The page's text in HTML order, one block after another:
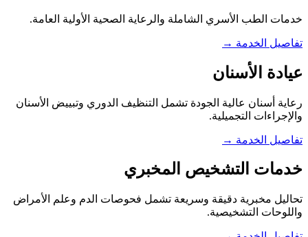
خدمات الطب الأسري الشاملة والرعاية الصحية الأولية العامة.
تفاصيل الخدمة →
عيادة الأسنان
رعاية أسنان عالية الجودة تشمل التنظيف الدوري وتبييض الأسنان
والإجراءات التجميلية.
تفاصيل الخدمة →
خدمات التشخيص المخبري
تحاليل مخبرية دقيقة وسريعة تشمل فحوصات الدم وعلم الأمراض
واللوحات التشخيصية.